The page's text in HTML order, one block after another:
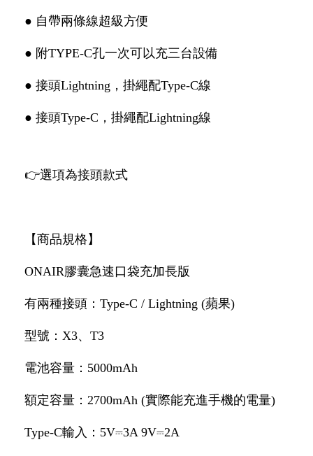
● 自帶兩條線超級方便
● 附TYPE-C孔一次可以充三台設備
● 接頭Lightning，掛繩配Type-C線
● 接頭Type-C，掛繩配Lightning線
👉選項為接頭款式
【商品規格】
ONAIR膠囊急速口袋充加長版
有兩種接頭：Type-C / Lightning (蘋果)
型號：X3、T3
電池容量：5000mAh
額定容量：2700mAh (實際能充進手機的電量)
Type-C輸入：5V⎓3A 9V⎓2A